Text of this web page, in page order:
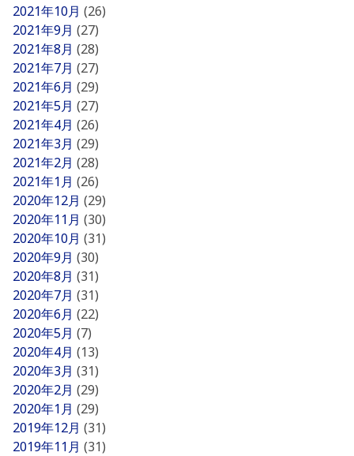
2021年10月 (26)
2021年9月 (27)
2021年8月 (28)
2021年7月 (27)
2021年6月 (29)
2021年5月 (27)
2021年4月 (26)
2021年3月 (29)
2021年2月 (28)
2021年1月 (26)
2020年12月 (29)
2020年11月 (30)
2020年10月 (31)
2020年9月 (30)
2020年8月 (31)
2020年7月 (31)
2020年6月 (22)
2020年5月 (7)
2020年4月 (13)
2020年3月 (31)
2020年2月 (29)
2020年1月 (29)
2019年12月 (31)
2019年11月 (31)